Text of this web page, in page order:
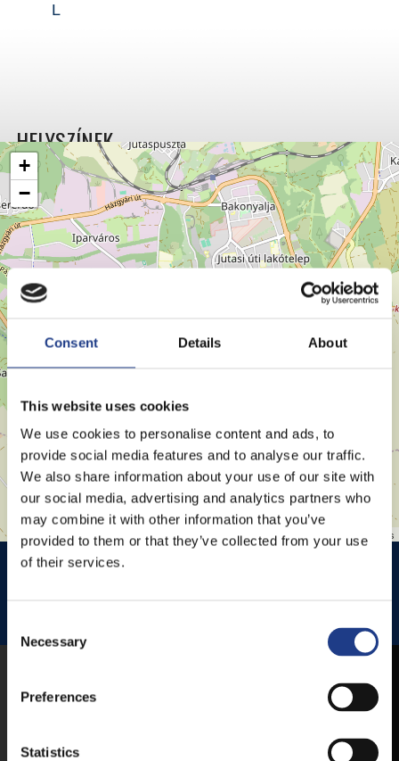
Consent Details About
This website uses cookies
We use cookies to personalise content and ads, to
provide social media features and to analyse our traffic.
We also share information about your use of our site with
our social media, advertising and analytics partners who
may combine it with other information that you’ve
provided to them or that they’ve collected from your use
of their services.
Necessary
Preferences
Statistics
L
+
−
Leaflet | © OpenStreetMap contributors
HELYSZÍNEK
HISTÓRIA KERT
MOBIL APP